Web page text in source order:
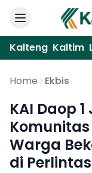
Kalteng Kaltim
Home Ekbis
KAI Daop
Warga
di